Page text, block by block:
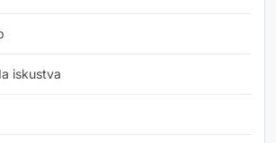
iskustva